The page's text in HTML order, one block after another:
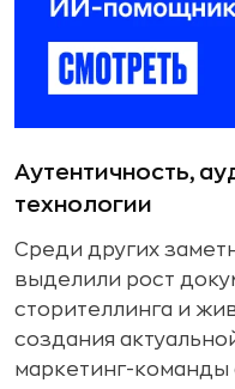
Аутентичность,
технологии
Среди других
выделили рост
сторителлинга и
создания
маркетинг-команды